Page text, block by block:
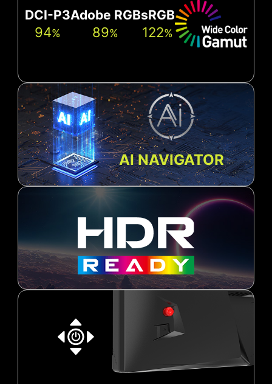
DCI-P3
94%
Adobe RGB
89%
sRGB
122%
AI NAVIGATOR